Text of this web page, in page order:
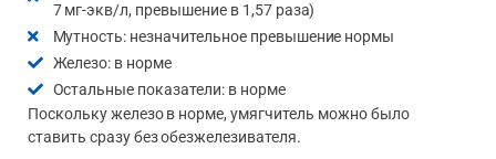
7 мг-экв/л, превышение в 1,57 раза)
Мутность: незначительное превышение нормы
Железо: в норме
Остальные показатели: в норме
Поскольку железо в норме, умягчитель можно было
ставить сразу без обезжелезивателя.